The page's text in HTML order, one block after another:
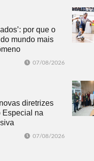
por que o
mundo mais
07/08/2026
diretrizes
Especial na
07/08/2026